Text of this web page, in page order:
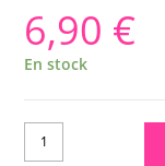
6,90 €
En stock